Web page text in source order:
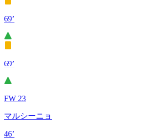
69’
69’
FW 23
マルシーニョ
46’